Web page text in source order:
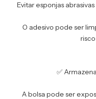
Evitar esponjas
O adesivo pode ser
✅
A bolsa pode ser